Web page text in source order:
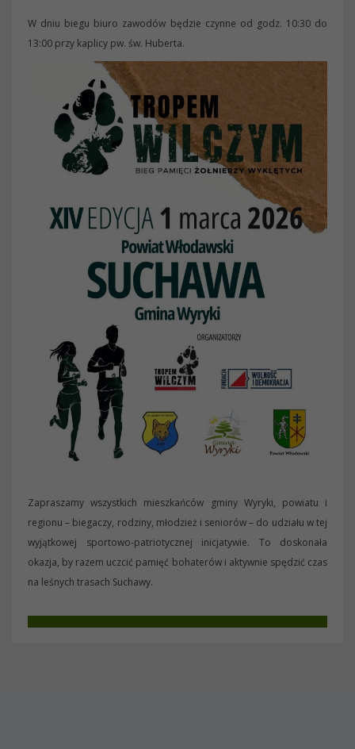
W dniu biegu biuro zawodów będzie czynne od godz. 10:30 do
13:00 przy kaplicy pw. św. Huberta.
Zapraszamy wszystkich mieszkańców gminy Wyryki, powiatu i
regionu – biegaczy, rodziny, młodzież i seniorów – do udziału w tej
wyjątkowej sportowo-patriotycznej inicjatywie. To doskonała
okazja, by razem uczcić pamięć bohaterów i aktywnie spędzić czas
na leśnych trasach Suchawy.